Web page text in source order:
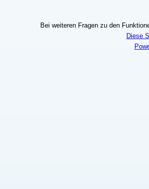
Bei weiteren Fragen zu den
Diese